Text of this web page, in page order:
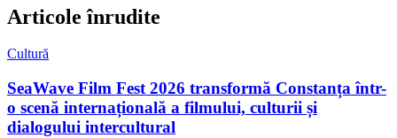
Articole înrudite
Cultură
SeaWave Film Fest 2026 transformă Constanța într-
o scenă internațională a filmului, culturii și
dialogului intercultural